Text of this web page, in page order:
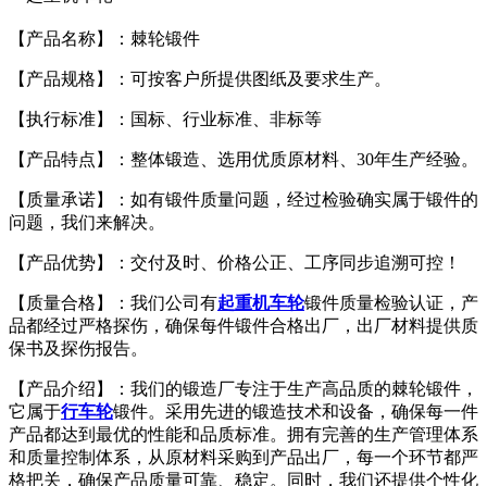
【产品名称】：棘轮锻件
【产品规格】：可按客户所提供图纸及要求生产。
【执行标准】：国标、行业标准、非标等
【产品特点】：整体锻造、选用优质原材料、30年生产经验。
【质量承诺】：如有锻件质量问题，经过检验确实属于锻件的
问题，我们来解决。
【产品优势】：交付及时、价格公正、工序同步追溯可控！
【质量合格】：我们公司有起重机车轮锻件质量检验认证，产
品都经过严格探伤，确保每件锻件合格出厂，出厂材料提供质
保书及探伤报告。
【产品介绍】：我们的锻造厂专注于生产高品质的棘轮锻件，
它属于行车轮锻件。采用先进的锻造技术和设备，确保每一件
产品都达到最优的性能和品质标准。拥有完善的生产管理体系
和质量控制体系，从原材料采购到产品出厂，每一个环节都严
格把关，确保产品质量可靠、稳定。同时，我们还提供个性化